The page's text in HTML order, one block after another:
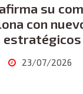
su
con
estratégicos
23/07/2026